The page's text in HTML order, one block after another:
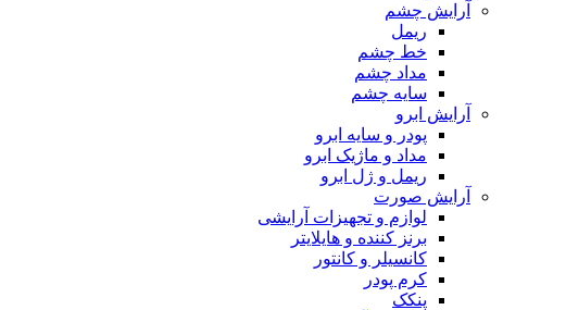
آرایش چشم
ریمل
خط چشم
مداد چشم
سایه چشم
آرایش ابرو
پودر و سایه ابرو
مداد و ماژیک ابرو
ریمل و ژل ابرو
آرایش صورت
لوازم و تجهیزات آرایشی
برنز کننده و هایلایتر
کانسیلر و کانتور
کرم پودر
پنکک